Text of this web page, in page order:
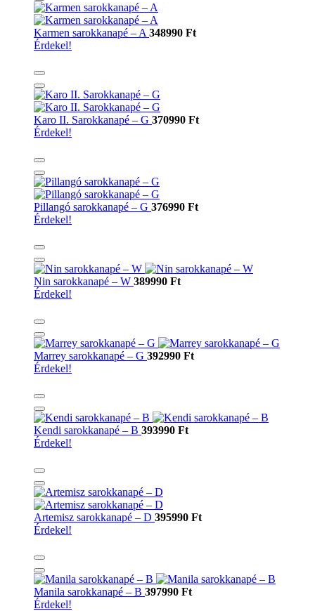
Karmen sarokkanapé – A 348990 Ft
Érdekel!
Karo II. Sarokkanapé – G 370990 Ft
Érdekel!
Pillangó sarokkanapé – G 376990 Ft
Érdekel!
Nin sarokkanapé – W 389990 Ft
Érdekel!
Marrey sarokkanapé – G 392990 Ft
Érdekel!
Kendi sarokkanapé – B 393990 Ft
Érdekel!
Artemisz sarokkanapé – D 395990 Ft
Érdekel!
Manila sarokkanapé – B 397990 Ft
Érdekel!